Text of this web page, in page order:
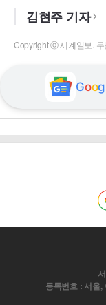
김현주 기자
Copyright ⓒ 세계일보. 무
Goog
등록번호 : 서울